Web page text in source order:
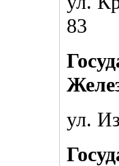
83
ул.